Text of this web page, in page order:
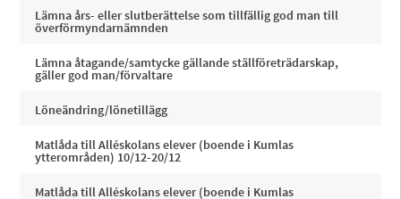
Lämna års- eller slutberättelse som tillfällig god man till
överförmyndarnämnden
Lämna åtagande/samtycke gällande ställföreträdarskap,
gäller god man/förvaltare
Löneändring/lönetillägg
Matlåda till Alléskolans elever (boende i Kumlas
ytterområden) 10/12-20/12
Matlåda till Alléskolans elever (boende i Kumlas